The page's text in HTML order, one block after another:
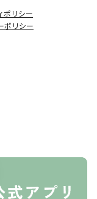
ポリシー
ポリシー